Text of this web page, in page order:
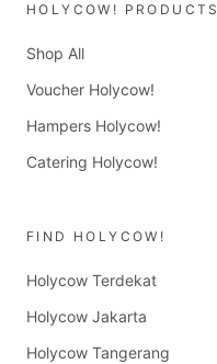
HOLYCOW! PRODUCTS
Shop All
Voucher Holycow!
Hampers Holycow!
Catering Holycow!
FIND HOLYCOW!
Holycow Terdekat
Holycow Jakarta
Holycow Tangerang